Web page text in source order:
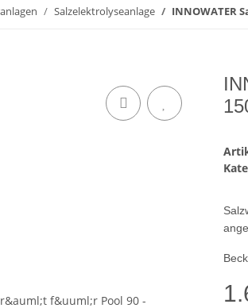
Salzelektrolyseanlage INNOWATER